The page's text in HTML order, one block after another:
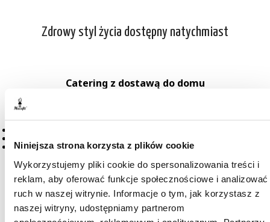
Niniejsza strona korzysta z plików cookie
Wykorzystujemy pliki cookie do spersonalizowania treści i
reklam, aby oferować funkcje społecznościowe i analizować
ruch w naszej witrynie. Informacje o tym, jak korzystasz z
naszej witryny, udostępniamy partnerom
Zdrowy styl życia dostępny natychmiast
Catering z dostawą do domu
Z nami zyskasz:
różnicowane posiłki, które pokochasz od pierwszego kęsa.
Catering z dostawą do biura